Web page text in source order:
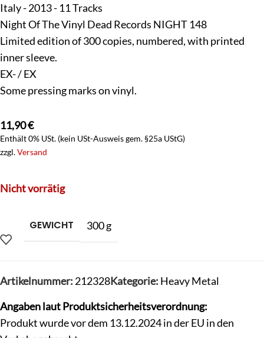
Italy - 2013 - 11 Tracks
Night Of The Vinyl Dead Records NIGHT 148
Limited edition of 300 copies, numbered, with printed
inner sleeve.
EX- / EX
Some pressing marks on vinyl.
11,90€
Enthält 0% USt. (kein USt-Ausweis gem. §25a UStG)
zzgl.Versand
Nicht vorrätig
GEWICHT 300 g
Artikelnummer: 212328Kategorie: Heavy Metal
Angaben laut Produktsicherheitsverordnung:
Produkt wurde vor dem 13.12.2024 in der EU in den